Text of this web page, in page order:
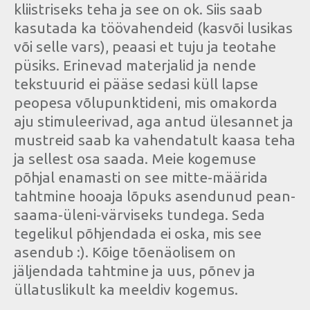
kliistriseks teha ja see on ok. Siis saab
kasutada ka töövahendeid (kasvõi lusikas
või selle vars), peaasi et tuju ja teotahe
püsiks. Erinevad materjalid ja nende
tekstuurid ei pääse sedasi küll lapse
peopesa võlupunktideni, mis omakorda
aju stimuleerivad, aga antud ülesannet ja
mustreid saab ka vahendatult kaasa teha
ja sellest osa saada. Meie kogemuse
põhjal enamasti on see mitte-määrida
tahtmine hooaja lõpuks asendunud pean-
saama-üleni-värviseks tundega. Seda
tegelikul põhjendada ei oska, mis see
asendub :). Kõige tõenäolisem on
jäljendada tahtmine ja uus, põnev ja
üllatuslikult ka meeldiv kogemus.